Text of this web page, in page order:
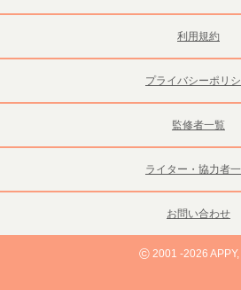
利用規約
プライバシーポリ
監修者一覧
ライター・協力者
お問い合わせ
©2001 -2026 APPY,